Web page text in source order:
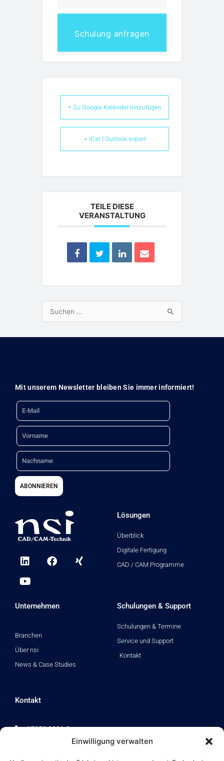
Einwilligung verwalten
Schulung anfragen
+ Zu Google Kalender hinzufügen
+ iCal / Outlook export
TEILE DIESE
VERANSTALTUNG
Suchen
Mit unserem Newsletter bleiben Sie immer informiert!
Email
Name
Nachname
ABONNIEREN
L
i
n
k
d
F
a
o
X
i
Y
o
u
t
b
Lösungen
Überblick
Digitale Fertigung
CAD / CAM Programme
Unternehmen
Branchen
Über nsi
News & Case Studies
Schulungen & Support
Schulungen & Termine
Service und Support
Kontakt
Kontakt
05258 9321-0
info@nsi-online.de